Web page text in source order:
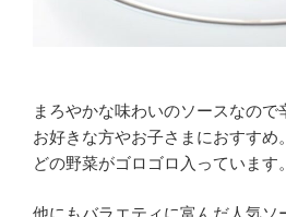
まろやかな味わいのソースなの
お好きな方やお子さまにおすすめ
どの野菜がゴロゴロ入っています。